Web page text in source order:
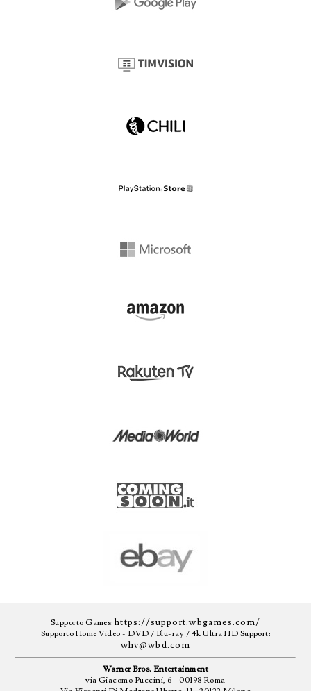
Supporto Games:https://support.wbgames.com/
Supporto Home Video - DVD / Blu-ray / 4k Ultra HD Support:
whv@wbd.com
Warner Bros. Entertainment
via Giacomo Puccini, 6 - 00198 Roma